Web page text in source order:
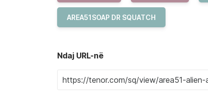
AREA51SOAP DR SQUATCH
Ndaj URL-në